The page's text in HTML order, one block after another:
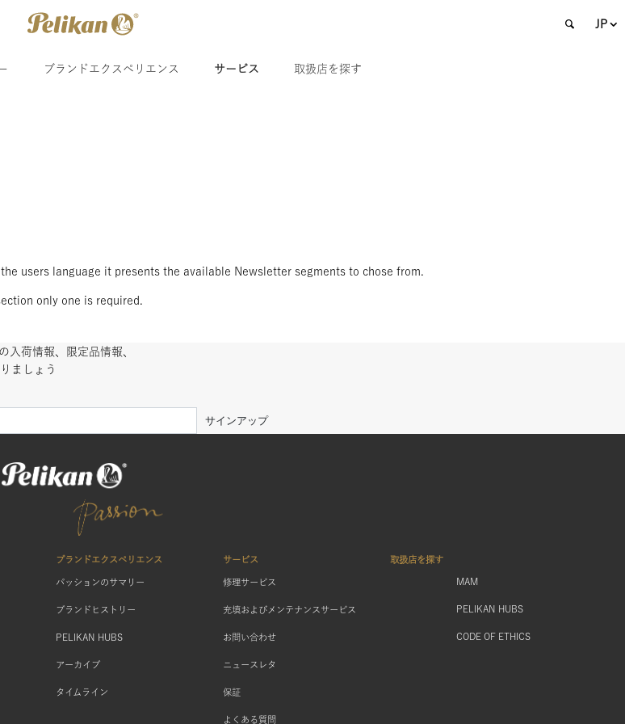
JP
ブランドエクスペリエンス サービス 取扱店を探す
users language it presents the available Newsletter segments to chose from.
only one is required.
入荷情報、限定品情報、
ましょう
サインアップ
ブランドエクスペリエンス
パッションのサマリー
ブランドヒストリー
PELIKAN HUBS
アーカイブ
タイムライン
サービス
修理サービス
充填およびメンテナンスサービス
お問い合わせ
ニュースレタ
保証
よくある質問
取扱店を探す
MAM
PELIKAN HUBS
CODE OF ETHICS